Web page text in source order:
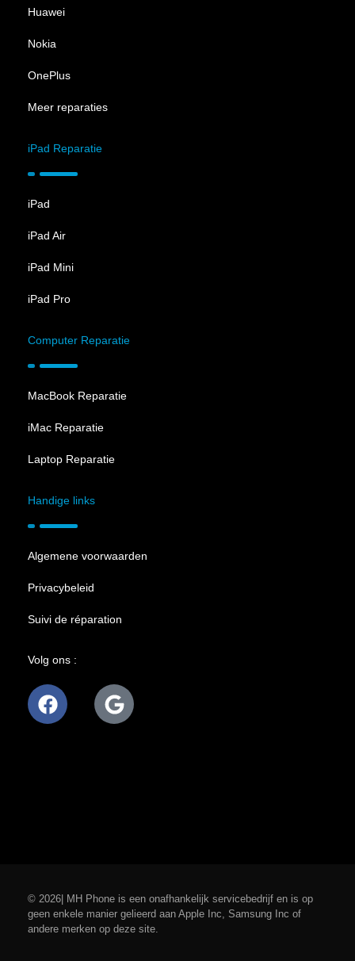
Huawei
Nokia
OnePlus
Meer reparaties
iPad Reparatie
iPad
iPad Air
iPad Mini
iPad Pro
Computer Reparatie
MacBook Reparatie
iMac Reparatie
Laptop Reparatie
Handige links
Algemene voorwaarden
Privacybeleid
Suivi de réparation
Volg ons :
© 2026| MH Phone is een onafhankelijk servicebedrijf en is op
geen enkele manier gelieerd aan Apple Inc, Samsung Inc of
andere merken op deze site.